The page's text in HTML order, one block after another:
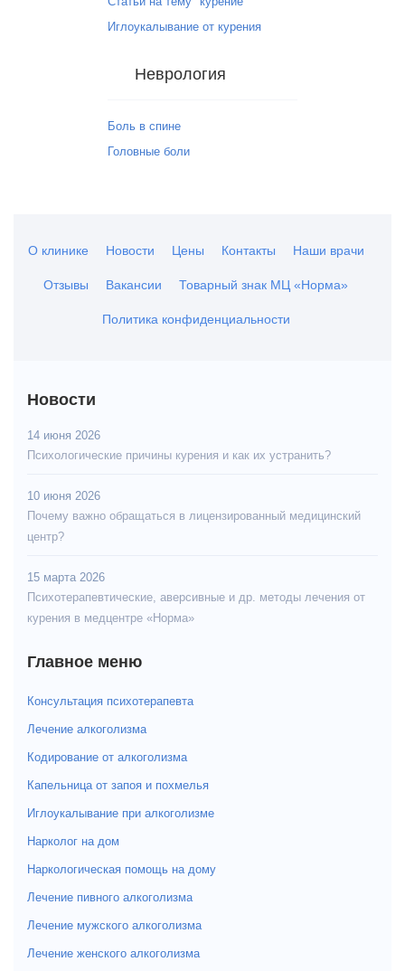
Иглоукалывание от курения
Неврология
Боль в спине
Головные боли
О клинике Новости Цены Контакты Наши врачи
Отзывы Вакансии Товарный знак МЦ «Норма»
Политика конфиденциальности
Новости
14 июня 2026
Психологические причины курения и как их устранить?
10 июня 2026
Почему важно обращаться в лицензированный медицинский
центр?
15 марта 2026
Психотерапевтические, аверсивные и др. методы лечения от
курения в медцентре «Норма»
Главное меню
Консультация психотерапевта
Лечение алкоголизма
Кодирование от алкоголизма
Капельница от запоя и похмелья
Иглоукалывание при алкоголизме
Нарколог на дом
Наркологическая помощь на дому
Лечение пивного алкоголизма
Лечение мужского алкоголизма
Лечение женского алкоголизма